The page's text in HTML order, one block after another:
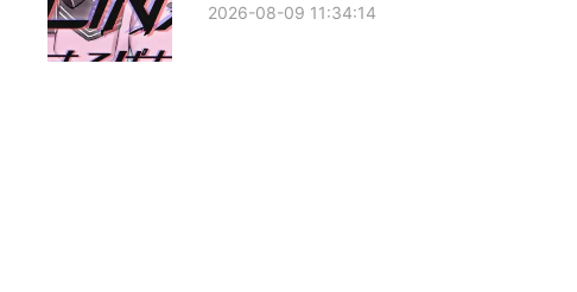
2026-08-09 11:34:14